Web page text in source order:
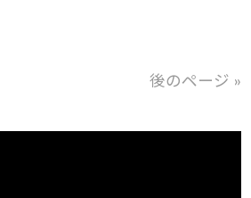
後のページ »